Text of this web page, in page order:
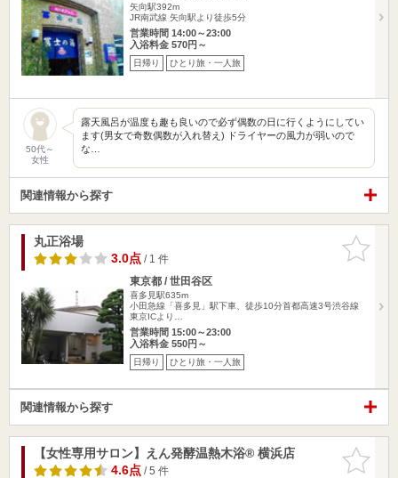
矢向駅392m
JR南武線 矢向駅より徒歩5分
営業時間 14:00～23:00
入浴料金 570円～
日帰り ひとり旅・一人旅
50代～
女性
露天風呂が温度も趣も良いので必ず偶数の日に行くようにしてい
ます(男女で奇数偶数が入れ替え) ドライヤーの風力が弱いので
な…
関連情報から探す
お気に入
りに追加
丸正浴場
3.0点/ 1 件
東京都 / 世田谷区
喜多見駅635m
小田急線「喜多見」駅下車、徒歩10分首都高速3号渋谷線
東京ICより…
営業時間 15:00～23:00
入浴料金 550円～
日帰り ひとり旅・一人旅
関連情報から探す
お気に入
りに追加
【女性専用サロン】えん発酵温熱木浴® 横浜店
4.6点/ 5 件